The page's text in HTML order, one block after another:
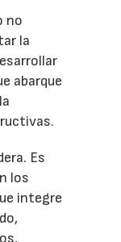
no
la
abarque
Es
los
integre